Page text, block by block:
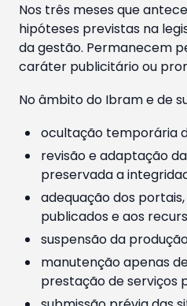
Nos três meses que
hipóteses previstas na
da gestão. Permanecem
caráter publicitário ou
No âmbito do Ibram e de
ocultação temporária
revisão e adaptação
preservada a
adequação dos
publicados e aos
suspensão da
manutenção apenas
prestação de serviços